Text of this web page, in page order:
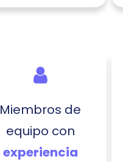
Miembros de
equipo con
experiencia